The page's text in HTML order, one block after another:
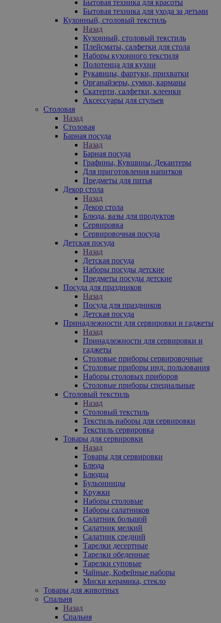
Бытовая техника для красоты
Бытовая техника для ухода за детьми
Кухонный, столовый текстиль
Назад
Кухонный, столовый текстиль
Плейсматы, салфетки для стола
Наборы кухонного текстиля
Полотенца для кухни
Рукавицы, фартуки, прихватки
Органайзеры, сумки, карманы
Скатерти, салфетки, клеенки
Аксессуары для стульев
Столовая
Назад
Столовая
Барная посуда
Назад
Барная посуда
Графины, Кувшины, Декантеры
Для приготовления напитков
Предметы для питья
Декор стола
Назад
Декор стола
Блюда, вазы для продуктов
Сервировка
Сервировочная посуда
Детская посуда
Назад
Детская посуда
Наборы посуды детские
Предметы посуды детские
Посуда для праздников
Назад
Посуда для праздников
Детская посуда
Принадлежности для сервировки и гаджеты
Назад
Принадлежности для сервировки и
гаджеты
Столовые приборы сервировочные
Столовые приборы инд. пользования
Наборы столовых приборов
Столовые приборы специальные
Столовый текстиль
Назад
Столовый текстиль
Текстиль наборы для сервировки
Текстиль сервировка
Товары для сервировки
Назад
Товары для сервировки
Блюда
Блюдца
Бульонницы
Кружки
Наборы столовые
Наборы салатников
Салатник большой
Салатник мелкий
Салатник средний
Тарелки десертные
Тарелки обеденные
Тарелки суповые
Чайные, Кофейные наборы
Миски керамика, стекло
Товары для животных
Спальня
Назад
Спальня